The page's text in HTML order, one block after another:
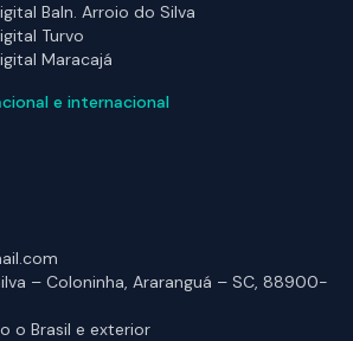
Baln. Arroio do Silva
Turvo
Maracajá
e internacional
– Coloninha, Araranguá – SC, 88900-
o Brasil e exterior